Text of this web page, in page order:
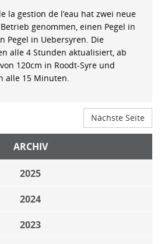
la gestion de l’eau hat zwei neue
genommen, einen Pegel in
Pegel in Uebersyren. Die
alle 4 Stunden aktualisiert, ab
120cm in Roodt-Syre und
alle 15 Minuten.
Nächste Seite
ARCHIV
2025
2024
2023